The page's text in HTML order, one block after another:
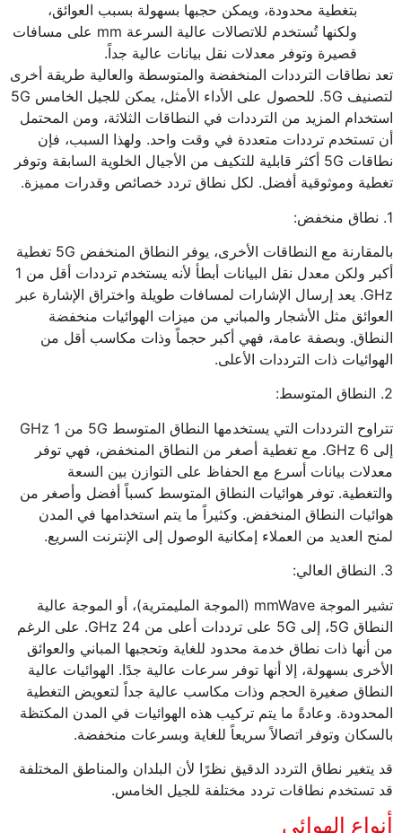
بتغطية محدودة، ويمكن حجبها بسهولة بسبب العوائق،
ولكنها تُستخدم للاتصالات عالية السرعة mm على مسافات
قصيرة وتوفر معدلات نقل بيانات عالية جداً.
تعد نطاقات الترددات المنخفضة والمتوسطة والعالية طريقة أخرى
لتصنيف 5G. للحصول على الأداء الأمثل، يمكن للجيل الخامس 5G
استخدام المزيد من الترددات في النطاقات الثلاثة، ومن المحتمل
أن تستخدم ترددات متعددة في وقت واحد. ولهذا السبب، فإن
نطاقات 5G أكثر قابلية للتكيف من الأجيال الخلوية السابقة وتوفر
تغطية وموثوقية أفضل. لكل نطاق تردد خصائص وقدرات مميزة.
1. نطاق منخفض:
بالمقارنة مع النطاقات الأخرى، يوفر النطاق المنخفض 5G تغطية
أكبر ولكن معدل نقل البيانات أبطأ لأنه يستخدم ترددات أقل من 1
GHz. يعد إرسال الإشارات لمسافات طويلة واختراق الإشارة عبر
العوائق مثل الأشجار والمباني من ميزات الهوائيات منخفضة
النطاق. وبصفة عامة، فهي أكبر حجماً وذات مكاسب أقل من
الهوائيات ذات الترددات الأعلى.
2. النطاق المتوسط:
تتراوح الترددات التي يستخدمها النطاق المتوسط 5G من 1 GHz
إلى 6 GHz. مع تغطية أصغر من النطاق المنخفض، فهي توفر
معدلات بيانات أسرع مع الحفاظ على التوازن بين السعة
والتغطية. توفر هوائيات النطاق المتوسط كسباً أفضل وأصغر من
هوائيات النطاق المنخفض. وكثيراً ما يتم استخدامها في المدن
لمنح العديد من العملاء إمكانية الوصول إلى الإنترنت السريع.
3. النطاق العالي:
تشير الموجة mmWave (الموجة المليمترية)، أو الموجة عالية
النطاق 5G، إلى 5G على ترددات أعلى من 24 GHz. على الرغم
من أنها ذات نطاق خدمة محدود للغاية وتحجبها المباني والعوائق
الأخرى بسهولة، إلا أنها توفر سرعات عالية جدًا. الهوائيات عالية
النطاق صغيرة الحجم وذات مكاسب عالية جداً لتعويض التغطية
المحدودة. وعادةً ما يتم تركيب هذه الهوائيات في المدن المكتظة
بالسكان وتوفر اتصالاً سريعاً للغاية وبسرعات منخفضة.
قد يتغير نطاق التردد الدقيق نظرًا لأن البلدان والمناطق المختلفة
قد تستخدم نطاقات تردد مختلفة للجيل الخامس.
أنواع الهوائي